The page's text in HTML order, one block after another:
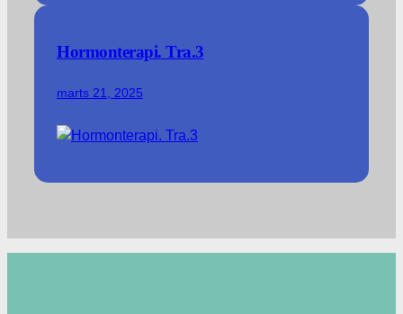
Hormonterapi. Tra.3
marts 21, 2025